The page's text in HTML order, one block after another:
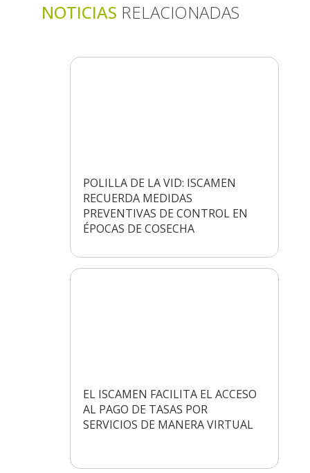
NOTICIAS RELACIONADAS
POLILLA DE LA VID: ISCAMEN
RECUERDA MEDIDAS
PREVENTIVAS DE CONTROL EN
ÉPOCAS DE COSECHA
EL ISCAMEN FACILITA EL ACCESO
AL PAGO DE TASAS POR
SERVICIOS DE MANERA VIRTUAL